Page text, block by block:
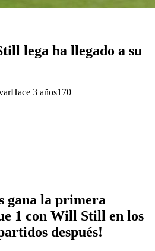
lega ha llegado a su
Hace 3 años170
gana la primera
1 con Will Still en los
después!